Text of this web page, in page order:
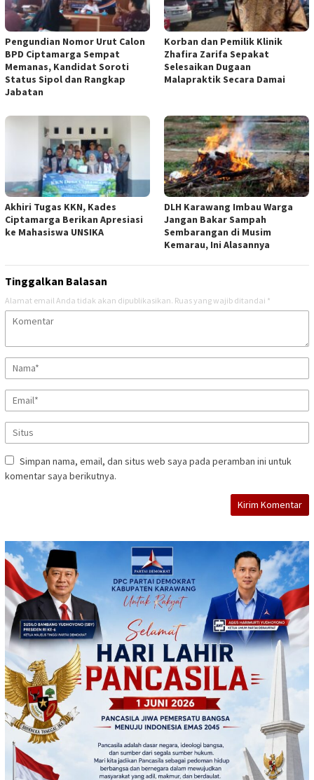
Pengundian Nomor Urut Calon
BPD Ciptamarga Sempat
Memanas, Kandidat Soroti
Status Sipol dan Rangkap
Jabatan
Korban dan Pemilik Klinik
Zhafira Zarifa Sepakat
Selesaikan Dugaan
Malapraktik Secara Damai
Akhiri Tugas KKN, Kades
Ciptamarga Berikan Apresiasi
ke Mahasiswa UNSIKA
DLH Karawang Imbau Warga
Jangan Bakar Sampah
Sembarangan di Musim
Kemarau, Ini Alasannya
Tinggalkan Balasan
Alamat email Anda tidak akan dipublikasikan. Ruas yang wajib ditandai *
Simpan nama, email, dan situs web saya pada peramban ini untuk
komentar saya berikutnya.